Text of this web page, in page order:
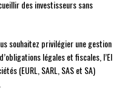
des investisseurs sans
souhaitez privilégier une gestion
légales et fiscales, l’EI
(EURL, SARL, SAS et SA)